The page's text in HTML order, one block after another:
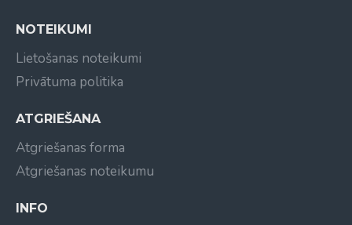
NOTEIKUMI
Lietošanas noteikumi
Privātuma politika
ATGRIEŠANA
Atgriešanas forma
Atgriešanas noteikumu
INFO